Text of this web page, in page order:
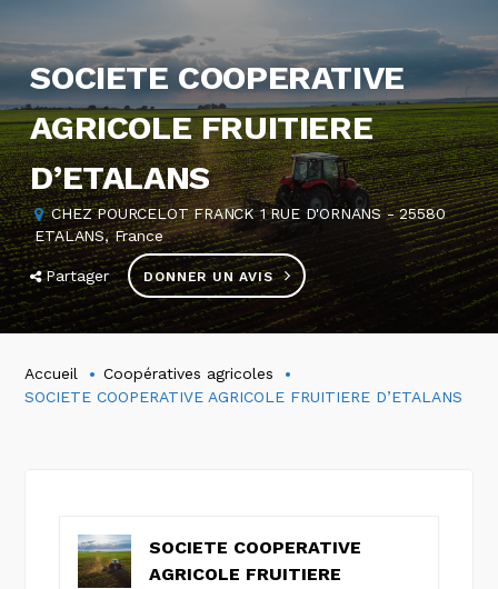
SOCIETE COOPERATIVE
AGRICOLE FRUITIERE
D’ETALANS
CHEZ POURCELOT FRANCK 1 RUE D'ORNANS - 25580
ETALANS, France
Partager DONNER UN AVIS
Accueil
Coopératives agricoles
SOCIETE COOPERATIVE AGRICOLE FRUITIERE D’ETALANS
SOCIETE COOPERATIVE
AGRICOLE FRUITIERE